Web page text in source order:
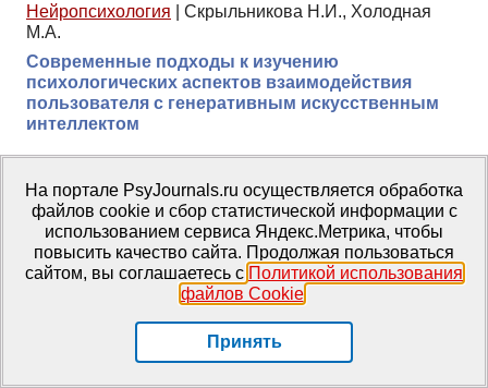
Нейропсихология
Скрыльникова Н.И., Холодная
М.А.
Современные подходы к изучению
психологических аспектов взаимодействия
пользователя с генеративным искусственным
интеллектом
Междисциплинарные исследования,Экстремальная
психология |Камнева Е.В., Труфанов Т.В., Симонова
М.М.
Мотивационные детерминанты
профессионального выгорания преподавателей
вузов
Культуральные аспекты мотивационной
психотерапии пациентов с алкогольной
На портале PsyJournals.ru осуществляется обработка
файлов cookie и сбор статистической информации с
использованием сервиса Яндекс.Метрика, чтобы
повысить качество сайта. Продолжая пользоваться
сайтом, вы соглашаетесь с Политикой использования
файлов Cookie.
Принять